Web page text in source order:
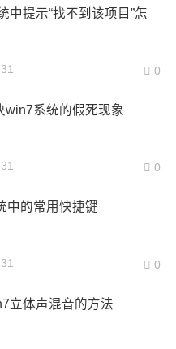
中提示“找不到该项目”怎
0
win7系统的假死现象
0
中的常用快捷键
0
立体声混音的方法